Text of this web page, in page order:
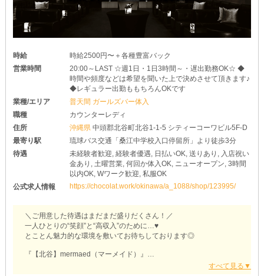
□まずはお試しバイトへGO
￣￣￣￣￣￣￣￣￣￣￣￣￣
【オクタゴン】のことが気になっている子は、ぜひ一度体験入店へ
体入は複数回可能なので、お店の雰囲気や客層などをじっくりチェ
ックしてみてくださいね♥
もちろん、その日のお給料は《日払い》でお渡しします◎
まずはお気軽にお問い合わせください！
時給
時給2500円〜＋各種豊富バック
営業時間
20:00～LAST ☆週1日・1日3時間～・遅出勤務OK☆ ◆
時間や頻度などは希望を聞いた上で決めさせて頂きます♪
◆レギュラー出勤ももちろんOKです
業種/エリア
普天間 ガールズバー体入
職種
カウンターレディ
住所
沖縄県中頭郡北谷町北谷1-1-5 シティーコーワビル5F-D
最寄り駅
琉球バス交通「桑江中学校入口停留所」より徒歩3分
待遇
未経験者歓迎, 経験者優遇, 日払いOK, 送りあり, 入店祝い
金あり, 土曜営業, 何回か体入OK, ニューオープン, 3時間
以内OK, Wワーク歓迎, 私服OK
公式求人情報
https://chocolat.work/okinawa/a_1088/shop/123995/
＼ご用意した待遇はまだまだ盛りだくさん！／
一人ひとりの“笑顔”と“高収入”のために…♥
とことん魅力的な環境を敷いてお待ちしております◎
『【北谷】mermaed（マーメイド）』